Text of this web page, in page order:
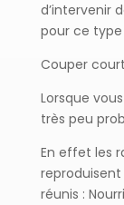
d’intervenir
pour ce type
Couper
Lorsque
très peu
En effet les
réunis :